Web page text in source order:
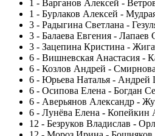
1 - Варганов Алексей -
1 - Бурлаков Алексей -
3 - Радыгина Светлана -
3 - Балаева Евгения - Лапаев
3 - Зацепина Кристина -
6 - Вишневская Анастасия -
6 - Козлов Андрей -
6 - Юрьева Наталья - Андрей
6 - Осипова Елена - Богдан
6 - Аверьянов Александр -
6 - Лунёва Елена - Копейкин
12 - Безруков Владислав -